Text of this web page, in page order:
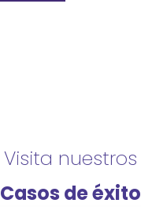
Visita nuestros
Casos de éxito